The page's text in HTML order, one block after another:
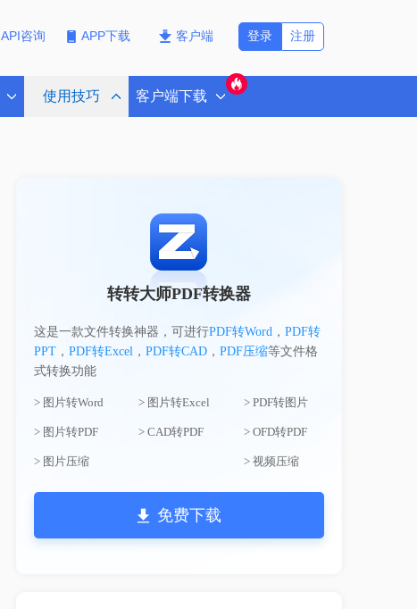
API咨询 APP下载 客户端 注册
登录
使用技巧 客户端下载
转转大师PDF转换器
这是一款文件转换神器，可进行PDF转Word， PDF转
PPT， PDF转Excel， PDF转CAD， PDF压缩等文件格
式转换功能
> 图片转Word > 图片转Excel > PDF转图片
> 图片转PDF > CAD转PDF > OFD转PDF
> 图片压缩 > 视频压缩
免费下载